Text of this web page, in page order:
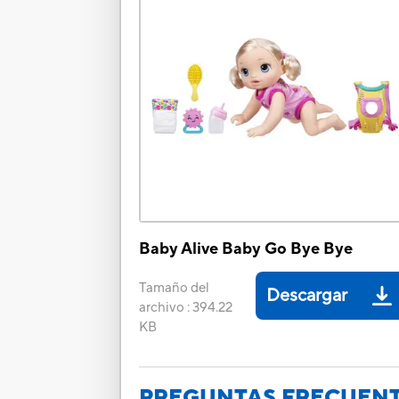
Baby Alive Baby Go Bye Bye
Tamaño del
archivo :394.22
KB
Descargar